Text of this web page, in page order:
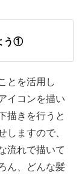
08:30
13:22
う①
とを活用し
イコンを描い
描きを行うと
ますので、
流れで描いて
ん、どんな髪